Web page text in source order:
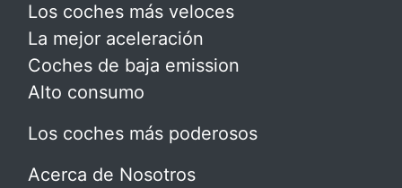
Los coches más veloces
La mejor aceleración
Coches de baja emission
Alto consumo
Los coches más poderosos
Acerca de Nosotros